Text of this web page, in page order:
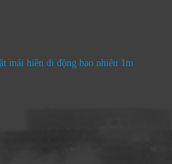
mái hiên di động bao nhiêu 1m